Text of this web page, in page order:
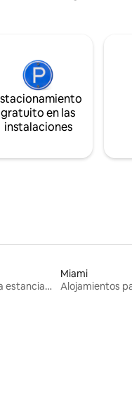
gratuito en las
instalaciones
Alojamientos para estancias largas
Miami